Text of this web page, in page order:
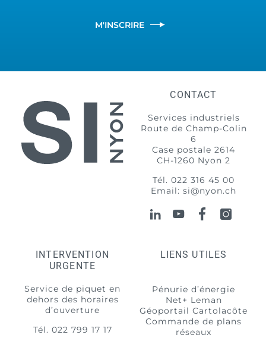
M'INSCRIRE
CONTACT
Services industriels
Route de Champ-Colin
6
Case postale 2614
CH-1260 Nyon 2
Tél. 022 316 45 00
Email: si@nyon.ch
INTERVENTION
URGENTE
Service de piquet en
dehors des horaires
d’ouverture
Tél. 022 799 17 17
LIENS UTILES
Pénurie d’énergie
Net+ Leman
Géoportail Cartolacôte
Commande de plans
réseaux